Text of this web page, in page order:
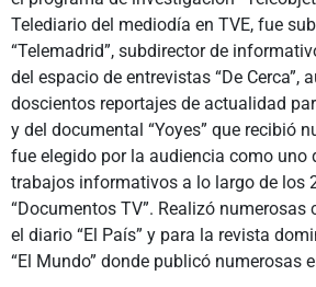
Telediario del mediodía en TVE, fue
“Telemadrid”, subdirector de
del espacio de entrevistas “De Cerca”,
doscientos reportajes de actualidad
y del documental “Yoyes” que recibió
fue elegido por la audiencia como uno
trabajos informativos a lo largo de los
“Documentos TV”. Realizó numerosas
el diario “El País” y para la revista
“El Mundo” donde publicó numerosas